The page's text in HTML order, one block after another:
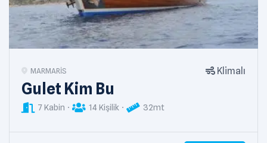
MARMARIS Klimalı
Gulet Kim Bu
7 Kabin 14 Kişilik 32mt